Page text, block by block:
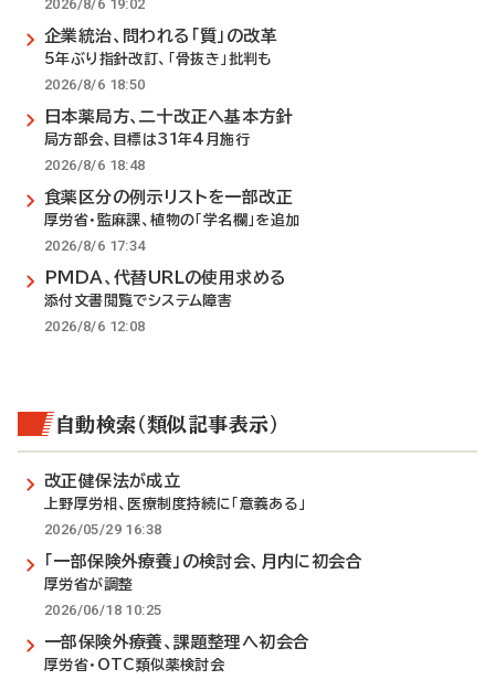
2026/8/6 19:02
企業統治、問われる「質」の改革
5年ぶり指針改訂、「骨抜き」批判も
2026/8/6 18:50
日本薬局方、二十改正へ基本方針
局方部会、目標は31年4月施行
2026/8/6 18:48
食薬区分の例示リストを一部改正
厚労省・監麻課、植物の「学名欄」を追加
2026/8/6 17:34
PMDA、代替URLの使用求める
添付文書閲覧でシステム障害
2026/8/6 12:08
自動検索（類似記事表示）
改正健保法が成立
上野厚労相、医療制度持続に「意義ある」
2026/05/29 16:38
「一部保険外療養」の検討会、月内に初会合
厚労省が調整
2026/06/18 10:25
一部保険外療養、課題整理へ初会合
厚労省・OTC類似薬検討会